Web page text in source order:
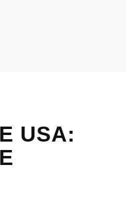
USA: